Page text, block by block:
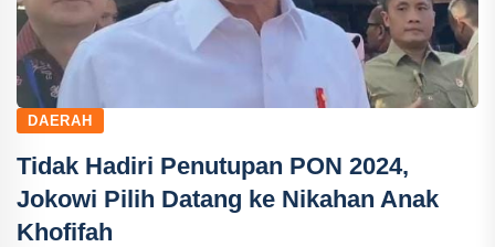
DAERAH
Tidak Hadiri Penutupan PON 2024,
Jokowi Pilih Datang ke Nikahan Anak
Khofifah